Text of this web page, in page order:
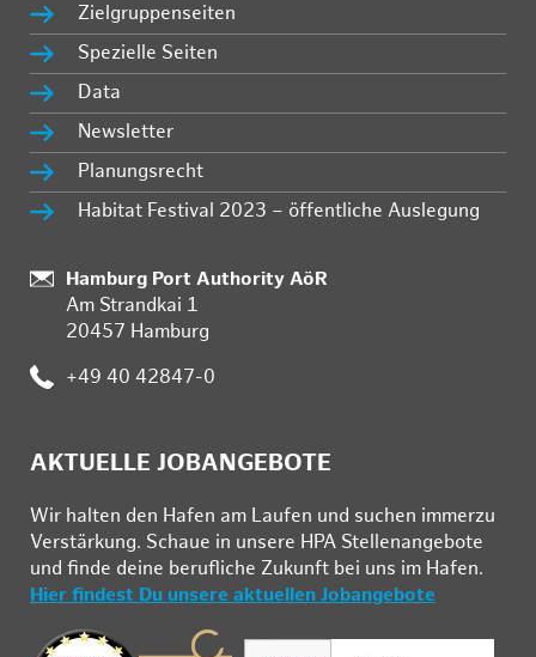
Zielgruppenseiten
Spezielle Seiten
Data
Newsletter
Planungsrecht
Habitat Festival 2023 – öffentliche Auslegung
Standort:
Hamburg Port Authority AöR
Am Strandkai 1
20457 Hamburg
Telefon:
+49 40 42847-0
AKTUELLE JOBANGEBOTE
Wir hal­ten den Ha­fen am Lau­fen und su­chen im­mer­zu
Ver­stär­kung. Schau­e in un­se­re HPA Stel­len­an­ge­bo­te
und fin­de deine be­ruf­li­che Zu­kunft bei uns im Ha­fen.
Hier findest Du unsere aktuellen Jobangebote